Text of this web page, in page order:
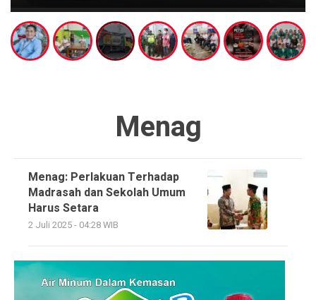
Menag
Menag: Perlakuan Terhadap
Madrasah dan Sekolah Umum
Harus Setara
2 Juli 2025 - 04:28 WIB